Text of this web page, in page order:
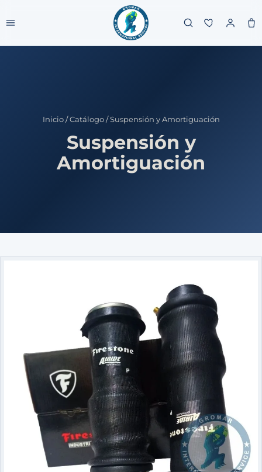
Inicio/Catálogo/Suspensión y Amortiguación
Suspensión y
Amortiguación